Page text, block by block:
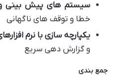
سیستم های پیش بینی و
خطا و توقف های ناگهانی
یکپارچه سازی با نرم
و گزارش دهی سریع
جمع بندی